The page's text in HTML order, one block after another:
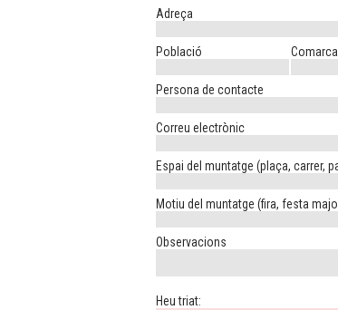
Adreça
Població Comarca
Persona de contacte
Correu electrònic
Espai del muntatge (plaça, carrer,
Motiu del muntatge (fira, festa
Observacions
Heu triat: